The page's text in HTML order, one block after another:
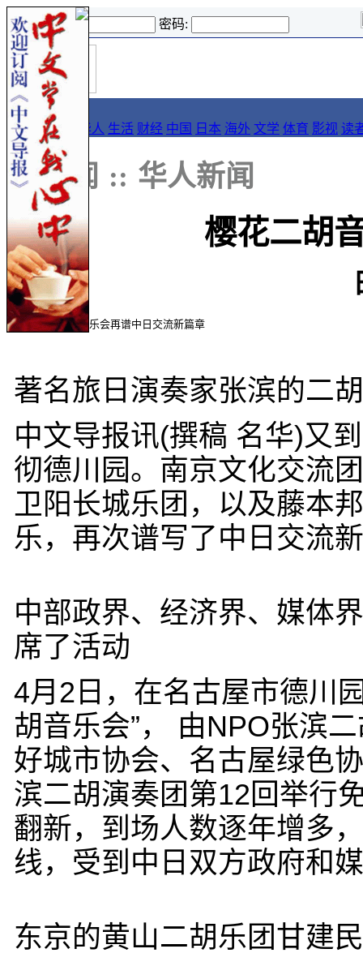
登录名: 密码:
首
页
导报
要闻 论坛 华人 生活 财经 中国 日本 海外 文学 体育 影视 读
:: 新闻 :: 华人新闻
樱花二胡
著名旅日演奏家张滨的二
中文导报讯(撰稿 名华)又
彻德川园。南京文化交流
卫阳长城乐团，以及藤本
乐，再次谱写了中日交流
中部政界、经济界、媒体
席了活动
4月2日，在名古屋市德川
胡音乐会”， 由NPO张滨
好城市协会、名古屋绿色
滨二胡演奏团第12回举行
翻新，到场人数逐年增多
线，受到中日双方政府和
东京的黄山二胡乐团甘建